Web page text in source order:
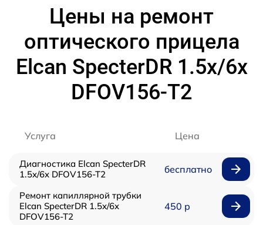
Цены на ремонт
оптического прицела
Elcan SpecterDR 1.5x/6x
DFOV156-T2
Услуга Цена
Диагностика Elcan SpecterDR
1.5x/6x DFOV156-T2
бесплатно
Ремонт капиллярной трубки
Elcan SpecterDR 1.5x/6x
DFOV156-T2
450 р